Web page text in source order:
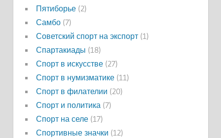
Пятиборье(2)
Самбо(7)
Советский спорт на экспорт(1)
Спартакиады (18)
Спорт в искусстве(27)
Спорт в нумизматике(11)
Спорт в филателии (20)
Спорт и политика (7)
Спорт на селе(17)
Спортивные значки (12)